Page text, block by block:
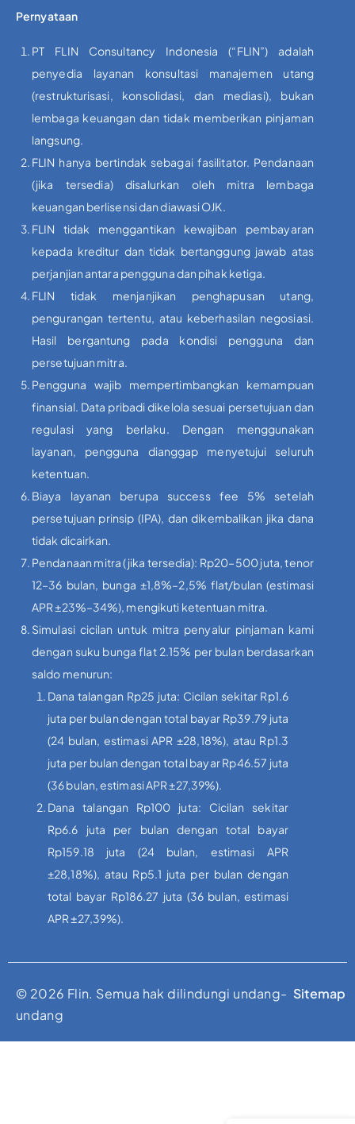
Pernyataan
PT FLIN Consultancy Indonesia (“FLIN”) adalah
penyedia layanan konsultasi manajemen utang
(restrukturisasi, konsolidasi, dan mediasi), bukan
lembaga keuangan dan tidak memberikan pinjaman
langsung.
FLIN hanya bertindak sebagai fasilitator. Pendanaan
(jika tersedia) disalurkan oleh mitra lembaga
keuangan berlisensi dan diawasi OJK.
FLIN tidak menggantikan kewajiban pembayaran
kepada kreditur dan tidak bertanggung jawab atas
perjanjian antara pengguna dan pihak ketiga.
FLIN tidak menjanjikan penghapusan utang,
pengurangan tertentu, atau keberhasilan negosiasi.
Hasil bergantung pada kondisi pengguna dan
persetujuan mitra.
Pengguna wajib mempertimbangkan kemampuan
finansial. Data pribadi dikelola sesuai persetujuan dan
regulasi yang berlaku. Dengan menggunakan
layanan, pengguna dianggap menyetujui seluruh
ketentuan.
Biaya layanan berupa success fee 5% setelah
persetujuan prinsip (IPA), dan dikembalikan jika dana
tidak dicairkan.
Pendanaan mitra (jika tersedia): Rp20–500 juta, tenor
12–36 bulan, bunga ±1,8%–2,5% flat/bulan (estimasi
APR ±23%–34%), mengikuti ketentuan mitra.
Simulasi cicilan untuk mitra penyalur pinjaman kami
dengan suku bunga flat 2.15% per bulan berdasarkan
saldo menurun:
Dana talangan Rp25 juta: Cicilan sekitar Rp1.6
juta per bulan dengan total bayar Rp39.79 juta
(24 bulan, estimasi APR ±28,18%), atau Rp1.3
juta per bulan dengan total bayar Rp46.57 juta
(36 bulan, estimasi APR ±27,39%).
Dana talangan Rp100 juta: Cicilan sekitar
Rp6.6 juta per bulan dengan total bayar
Rp159.18 juta (24 bulan, estimasi APR
±28,18%), atau Rp5.1 juta per bulan dengan
total bayar Rp186.27 juta (36 bulan, estimasi
APR ±27,39%).
© 2026 Flin. Semua hak dilindungi undang-
undang
Sitemap